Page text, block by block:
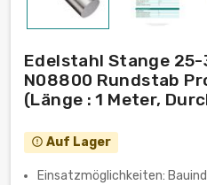
Edelstahl Stange 25-
N08800 Rundstab
(Länge : 1 Meter,
error_outline Auf Lager
Einsatzmöglichkeiten: